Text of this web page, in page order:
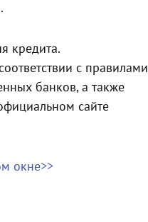
кредита.
с правилами
банков, а также
сайте
окне>>